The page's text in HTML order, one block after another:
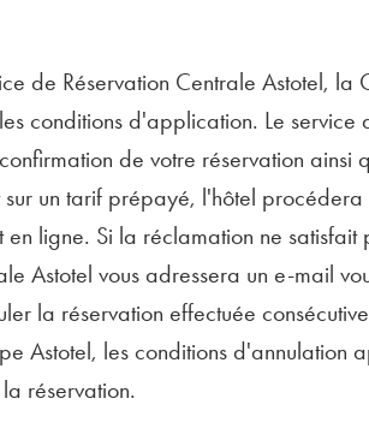
de Réservation Centrale Astotel,
conditions d'application. Le
de votre réservation
un tarif prépayé, l'hôtel
ligne. Si la réclamation ne
Astotel vous adressera un e-mail
la réservation effectuée
Astotel, les conditions d'annulation
réservation.